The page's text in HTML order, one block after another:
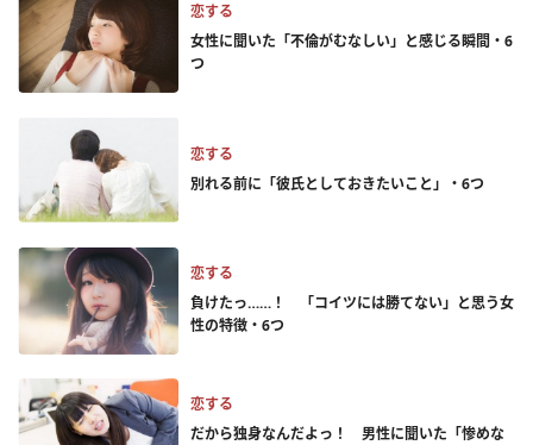
恋する
女性に聞いた「不倫がむなしい」と感じる瞬間・6
つ
恋する
別れる前に「彼氏としておきたいこと」・6つ
恋する
負けたっ……！ 「コイツには勝てない」と思う女
性の特徴・6つ
恋する
だから独身なんだよっ！ 男性に聞いた「惨めな